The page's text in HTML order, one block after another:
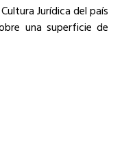
Jurídica del país
una superficie de